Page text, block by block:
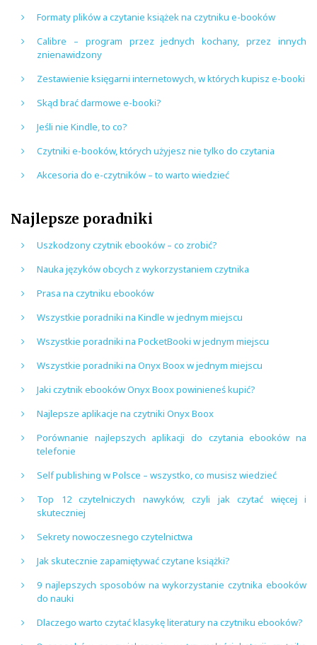
Formaty plików a czytanie książek na czytniku e-booków
Calibre – program przez jednych kochany, przez innych
znienawidzony
Zestawienie księgarni internetowych, w których kupisz e-booki
Skąd brać darmowe e-booki?
Jeśli nie Kindle, to co?
Czytniki e-booków, których użyjesz nie tylko do czytania
Akcesoria do e-czytników – to warto wiedzieć
Najlepsze poradniki
Uszkodzony czytnik ebooków – co zrobić?
Nauka języków obcych z wykorzystaniem czytnika
Prasa na czytniku ebooków
Wszystkie poradniki na Kindle w jednym miejscu
Wszystkie poradniki na PocketBooki w jednym miejscu
Wszystkie poradniki na Onyx Boox w jednym miejscu
Jaki czytnik ebooków Onyx Boox powinieneś kupić?
Najlepsze aplikacje na czytniki Onyx Boox
Porównanie najlepszych aplikacji do czytania ebooków na
telefonie
Self publishing w Polsce – wszystko, co musisz wiedzieć
Top 12 czytelniczych nawyków, czyli jak czytać więcej i
skuteczniej
Sekrety nowoczesnego czytelnictwa
Jak skutecznie zapamiętywać czytane książki?
9 najlepszych sposobów na wykorzystanie czytnika ebooków
do nauki
Dlaczego warto czytać klasykę literatury na czytniku ebooków?